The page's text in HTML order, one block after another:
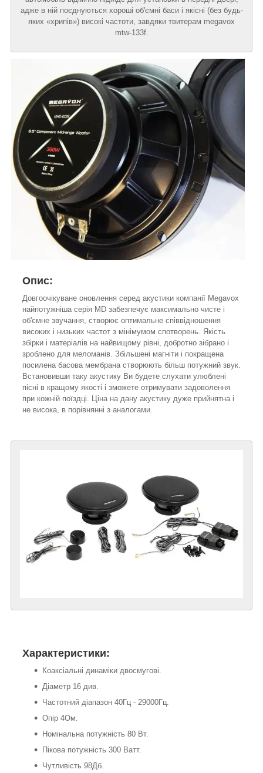
адже в ній поєднуються хороші об'ємні баси і якісні (без будь-
яких «хрипів») високі частоти, завдяки твитерам megavox
mtw-133f.
Опис:
Довгоочікуване оновлення серед акустики компанії Megavox
найпотужніша серія MD забезпечує максимально чисте і
об'ємне звучання, створює оптимальне співвідношення
високих і низьких частот з мінімумом спотворень. Якість
збірки і матеріалів на найвищому рівні, добротно зібрано і
зроблено для меломанів. Збільшені магніти і покращена
посилена басова мембрана створюють більш потужний звук.
Встановивши таку акустику Ви будете слухати улюблені
пісні в кращому якості і зможете отримувати задоволення
при кожній поїздці. Ціна на дану акустику дуже прийнятна і
не висока, в порівнянні з аналогами.
Характеристики:
Коаксіальні динаміки двосмугові.
Діаметр 16 див.
Частотний діапазон 40Гц - 29000Гц.
Опір 4Ом.
Номінальна потужність 80 Вт.
Пікова потужність 300 Ватт.
Чутливість 98Дб.